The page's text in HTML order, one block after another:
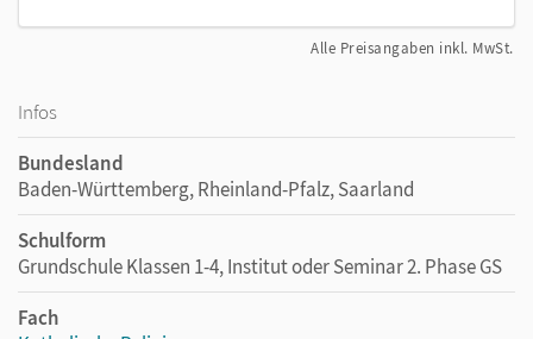
Alle Preisangaben inkl. MwSt.
Infos
Bundesland
Baden-Württemberg, Rheinland-Pfalz, Saarland
Schulform
Grundschule Klassen 1-4, Institut oder Seminar 2. Phase GS
Fach